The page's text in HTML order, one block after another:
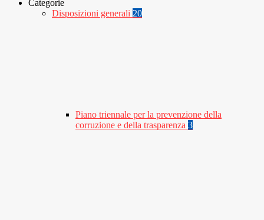
Categorie
Disposizioni generali 20
Piano triennale per la prevenzione della
corruzione e della trasparenza 3